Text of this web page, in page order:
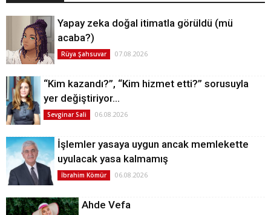
Yapay zeka doğal itimatla görüldü (mü
acaba?)
Rüya Şahsuvar 07.08.2026
“Kim kazandı?”, “Kim hizmet etti?” sorusuyla
yer değiştiriyor…
Sevginar Sali 06.08.2026
İşlemler yasaya uygun ancak memlekette
uyulacak yasa kalmamış
İbrahim Kömür 06.08.2026
Ahde Vefa